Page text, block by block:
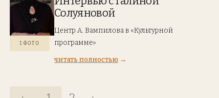
1 ФОТО
Солуяновой
Центр А. Вампилова в «Культурной
программе»
читать полностью